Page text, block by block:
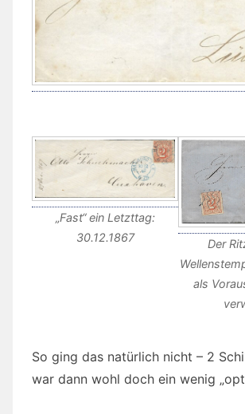
„Fast“ ein Letzttag:
30.12.1867
Der
als
So ging das natürlich nicht – 2
war dann wohl doch ein wenig